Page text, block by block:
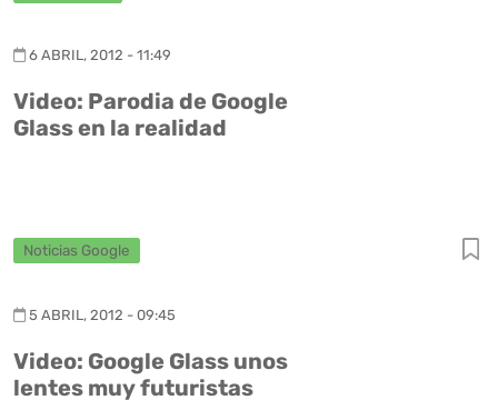
6 ABRIL, 2012 - 11:49
Video: Parodia de Google
Glass en la realidad
Noticias Google
5 ABRIL, 2012 - 09:45
Video: Google Glass unos
lentes muy futuristas